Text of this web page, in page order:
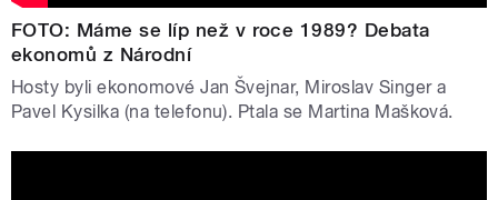
FOTO: Máme se líp než v roce 1989? Debata
ekonomů z Národní
Hosty byli ekonomové Jan Švejnar, Miroslav Singer a
Pavel Kysilka (na telefonu). Ptala se Martina Mašková.